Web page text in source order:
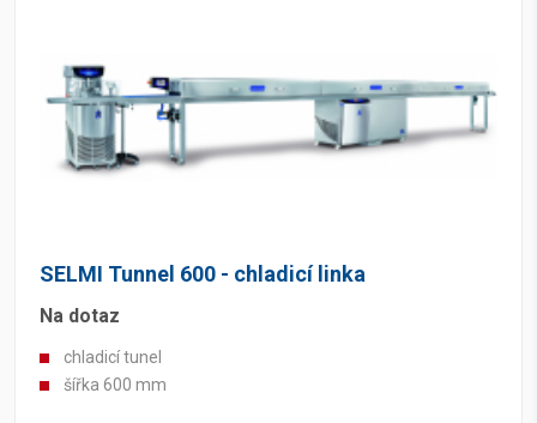
SELMI Tunnel 600 - chladicí linka
Na dotaz
chladicí tunel
šířka 600 mm